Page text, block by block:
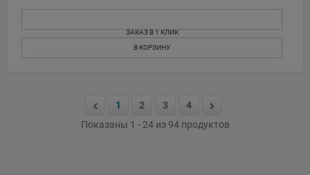
ЗАКАЗ В 1 КЛИК
В КОРЗИНУ
1 2 3
4
Показаны 1 - 24 из 94 продуктов